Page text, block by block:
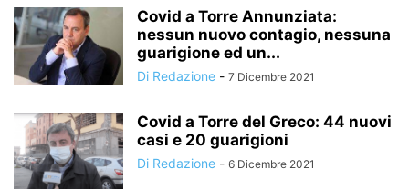
Covid a Torre Annunziata:
nessun nuovo contagio, nessuna
guarigione ed un...
Di Redazione - 7 Dicembre 2021
Covid a Torre del Greco: 44 nuovi
casi e 20 guarigioni
Di Redazione - 6 Dicembre 2021